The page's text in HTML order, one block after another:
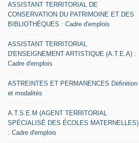
ASSISTANT TERRITORIAL DE
CONSERVATION DU PATRIMOINE ET DES
BIBLIOTHÈQUES : Cadre d'emplois
ASSISTANT TERRITORIAL
D'ENSEIGNEMENT ARTISTIQUE (A.T.E.A) :
Cadre d'emplois
ASTREINTES ET PERMANENCES Définition
et modalités
A.T.S.E.M (AGENT TERRITORIAL
SPÉCIALISÉ DES ÉCOLES MATERNELLES)
: Cadre d'emplois